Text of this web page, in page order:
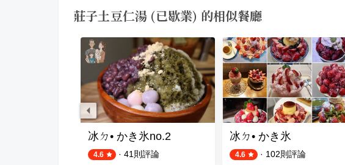
莊子土豆仁湯 (已歇業) 的相似餐廳
冰ㄉ• かき氷no.2
4.6 · 41 則評論
冰ㄉ• かき氷
4.6 · 102則評論